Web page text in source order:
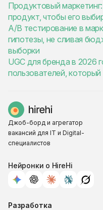
Продуктовый
продукт, чтобы его
A/B тестирование в
гипотезы, не сливая
выборки
UGC для бренда в 2026
пользователей,
Джоб-борд и агрегатор
вакансий для IT и Digital-
специалистов
Нейронки о HireHi
Разработка